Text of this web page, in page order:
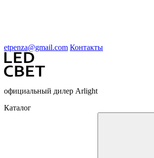
etpenza@gmail.com Контакты
официальный дилер Arlight
Каталог